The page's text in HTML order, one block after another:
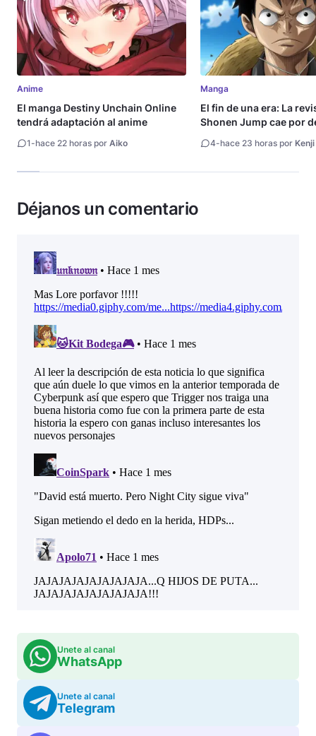
Anime
El manga Destiny Unchain Online
tendrá adaptación al anime
1-hace 22 horas por Aiko
Manga
El fin de una era: La
Shonen Jump cae por
4-hace 23 horas por Kenji
Déjanos un comentario
Unete al canal
WhatsApp
Unete al canal
Telegram